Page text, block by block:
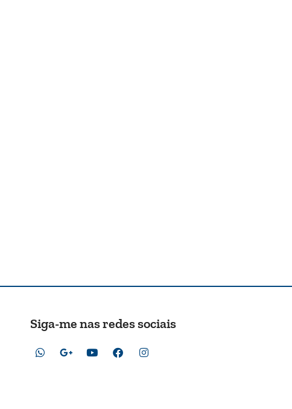
Siga-me nas redes sociais